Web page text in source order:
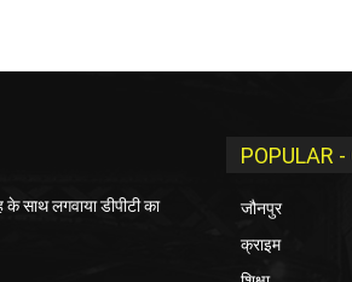
के साथ लगवाया डीपीटी का
POPULAR
जौनपुर
क्राइम